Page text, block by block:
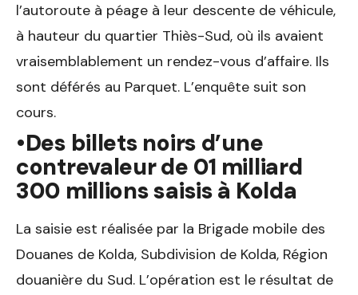
l’autoroute à péage à leur descente de véhicule,
à hauteur du quartier Thiès-Sud, où ils avaient
vraisemblablement un rendez-vous d’affaire. Ils
sont déférés au Parquet. L’enquête suit son
cours.
•Des billets noirs d’une
contrevaleur de 01 milliard
300 millions saisis à Kolda
La saisie est réalisée par la Brigade mobile des
Douanes de Kolda, Subdivision de Kolda, Région
douanière du Sud. L’opération est le résultat de